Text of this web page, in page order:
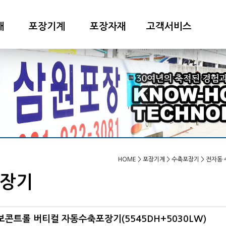
포장기계 포장자재 고객서비스
HOME > 포장기계 > 수축포장기 > 전자
기
콘트롤 버티컬 자동수축포장기(5545DH+5030LW)